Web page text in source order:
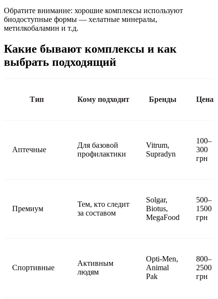
Обратите внимание: хорошие комплексы используют
биодоступные формы — хелатные минералы,
метилкобаламин и т.д.
Какие бывают комплексы и как
выбрать подходящий
Тип Кому подходит Бренды Цена
Аптечные
Для базовой
профилактики
Vitrum,
Supradyn
100–
300
грн
Премиум
Тем, кто следит
за составом
Solgar,
Biotus,
MegaFood
500–
1500
грн
Спортивные
Активным
людям
Opti-Men,
Animal
Pak
800–
2500
грн